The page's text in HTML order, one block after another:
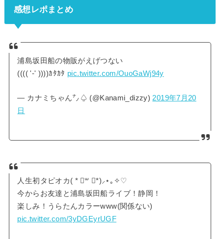
席 2...
感想レポまとめ
浦島坂田船の物販がえげつない
(((( '-' ))))ｶﾀｶﾀ pic.twitter.com/OuoGaWj94y
— カナミちゃん㌨♤ (@Kanami_dizzy) 2019年7月20
日
人生初タピオカ( * ॑꒳ ॑*)⸝⋆｡✧♡
今からお友達と浦島坂田船ライブ！静岡！
楽しみ！うらたんカラーwww(関係ない)
pic.twitter.com/3yDGEyrUGF